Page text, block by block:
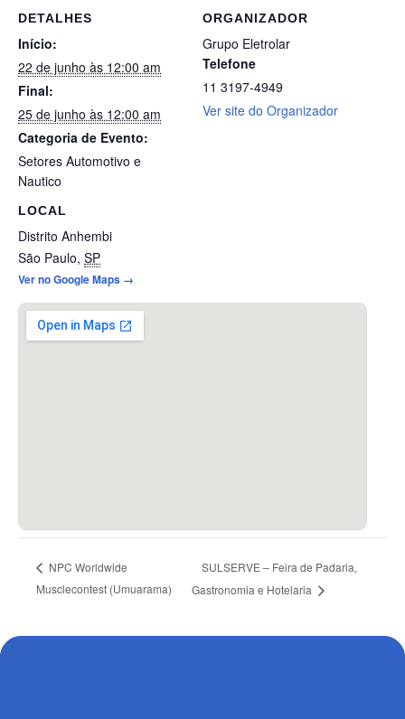
DETALHES
Início:
22 de junho às 12:00 am
Final:
25 de junho às 12:00 am
Categoria de Evento:
Setores Automotivo e
Nautico
LOCAL
Distrito Anhembi
São Paulo, SP
Ver no Google Maps →
ORGANIZADOR
Grupo Eletrolar
Telefone
11 3197-4949
Ver site do Organizador
NPC Worldwide
Musclecontest (Umuarama)
SULSERVE – Feira de Padaria,
Gastronomia e Hotelaria